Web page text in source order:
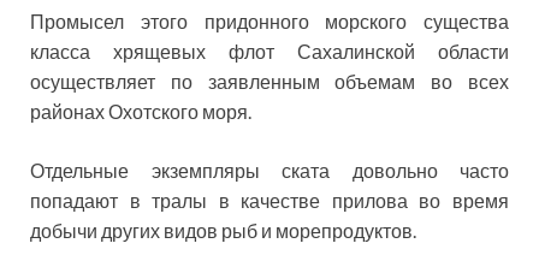
Промысел этого придонного морского существа
класса хрящевых флот Сахалинской области
осуществляет по заявленным объемам во всех
районах Охотского моря.
Отдельные экземпляры ската довольно часто
попадают в тралы в качестве прилова во время
добычи других видов рыб и морепродуктов.